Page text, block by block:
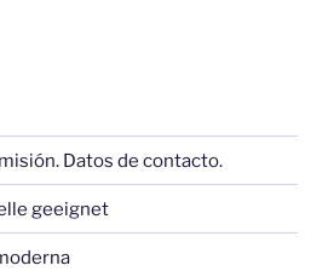
Datos de contacto.
geeignet